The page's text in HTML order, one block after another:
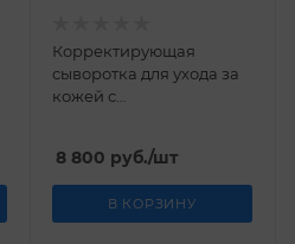
Корректирующая
сыворотка для ухода за
кожей с
Transformation Age
Corrective Serum M.A.D
Skincare 30 гр
8 800 руб./шт
В КОРЗИНУ